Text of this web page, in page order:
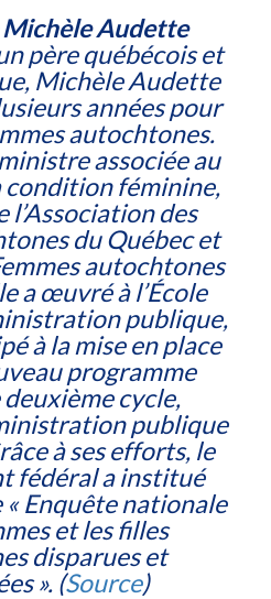
Michèle Audette
père québécois et
Michèle Audette
années pour
autochtones.
associée au
condition féminine,
l’Association des
du Québec et
autochtones
a œuvré à l’École
publique,
à la mise en place
programme
deuxième cycle,
publique
à ses efforts, le
fédéral a institué
Enquête nationale
et les filles
disparues et
». (Source)